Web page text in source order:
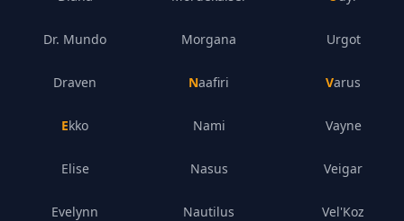
Dr. Mundo
Draven
Ekko
Elise
Evelynn
Morgana
Naafiri
Nami
Nasus
Nautilus
Urgot
Varus
Vayne
Veigar
Vel'Koz